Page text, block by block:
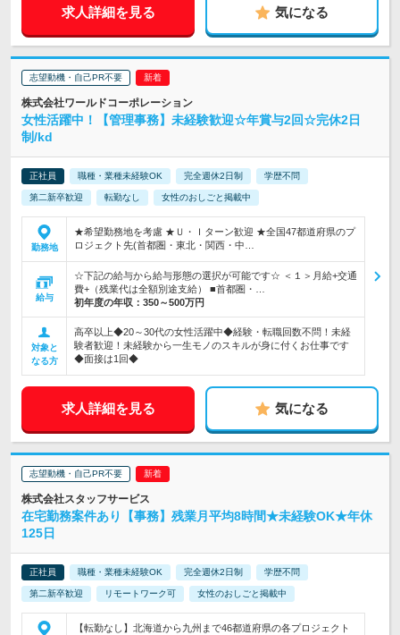
求人詳細を見る 気になる
志望動機・自己PR不要
株式会社ワールドコーポレーション
女性活躍中！【管理事務】未経験歓迎☆年賞与2回☆完休2日
制/kd
正社員 職種・業種未経験OK 完全週休2日制 学歴不問
第二新卒歓迎 転勤なし 女性のおしごと掲載中
勤務地
★希望勤務地を考慮 ★Ｕ・Ｉターン歓迎 ★全国47都道府県のプ
ロジェクト先(首都圏・東北・関西・中…
給与
☆下記の給与から給与形態の選択が可能です☆ ＜１＞月給+交通
費+（残業代は全額別途支給） ■首都圏・…
初年度の年収： 350～500万円
対象と
なる方
高卒以上◆20～30代の女性活躍中◆経験・転職回数不問！未経
験者歓迎！未経験から一生モノのスキルが身に付くお仕事です
◆面接は1回◆
求人詳細を見る 気になる
志望動機・自己PR不要
株式会社スタッフサービス
在宅勤務案件あり【事務】残業月平均8時間★未経験OK★年休
125日
正社員 職種・業種未経験OK 完全週休2日制 学歴不問
第二新卒歓迎 リモートワーク可 女性のおしごと掲載中
【転勤なし】北海道から九州まで46都道府県の各プロジェクト